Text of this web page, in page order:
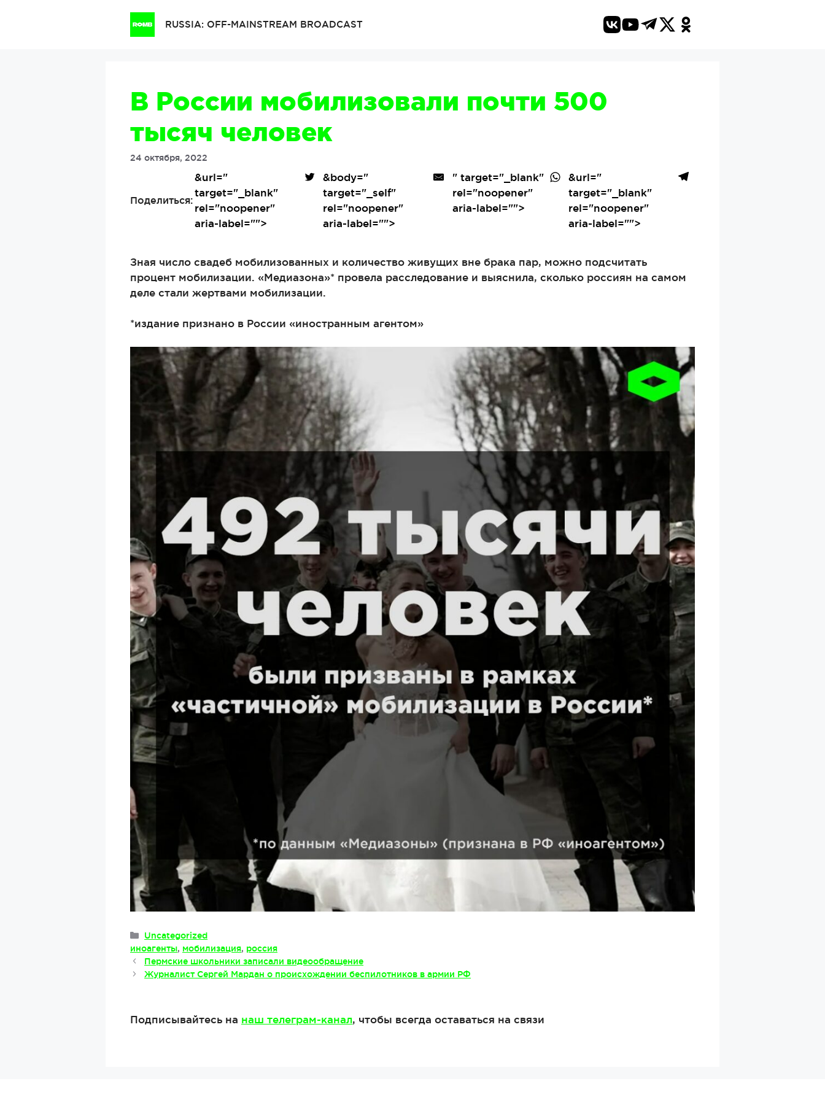
RUSSIA: OFF-MAINSTREAM BROADCAST
В России мобилизовали почти 500
тысяч человек
24 октября, 2022
Поделиться:
&url="
target="_blank"
rel="noopener"
aria-label="">
&body="
target="_self"
rel="noopener"
aria-label="">
" target="_blank"
rel="noopener"
aria-label="">
&url="
target="_blank"
rel="noopener"
aria-label="">
Зная число свадеб мобилизованных и количество живущих вне брака пар, можно подсчитать
процент мобилизации. «Медиазона»* провела расследование и выяснила, сколько россиян на самом
деле стали жертвами мобилизации.
*издание признано в России «иностранным агентом»
Рубрики
Uncategorized
Метки
иноагенты, мобилизация, россия
Пермские школьники записали видеообращение
Журналист Сергей Мардан о происхождении беспилотников в армии РФ
Подписывайтесь на наш телеграм-канал, чтобы всегда оставаться на связи